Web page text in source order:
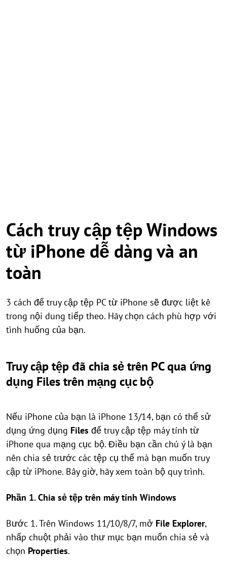
Cách truy cập tệp Windows
từ iPhone dễ dàng và an
toàn
3 cách để truy cập tệp PC từ iPhone sẽ được liệt kê
trong nội dung tiếp theo. Hãy chọn cách phù hợp với
tình huống của bạn.
Truy cập tệp đã chia sẻ trên PC qua ứng
dụng Files trên mạng cục bộ
Nếu iPhone của bạn là iPhone 13/14, bạn có thể sử
dụng ứng dụng Files để truy cập tệp máy tính từ
iPhone qua mạng cục bộ. Điều bạn cần chú ý là bạn
nên chia sẻ trước các tệp cụ thể mà bạn muốn truy
cập từ iPhone. Bây giờ, hãy xem toàn bộ quy trình.
Phần 1. Chia sẻ tệp trên máy tính Windows
Bước 1. Trên Windows 11/10/8/7, mở File Explorer,
nhấp chuột phải vào thư mục bạn muốn chia sẻ và
chọn Properties.